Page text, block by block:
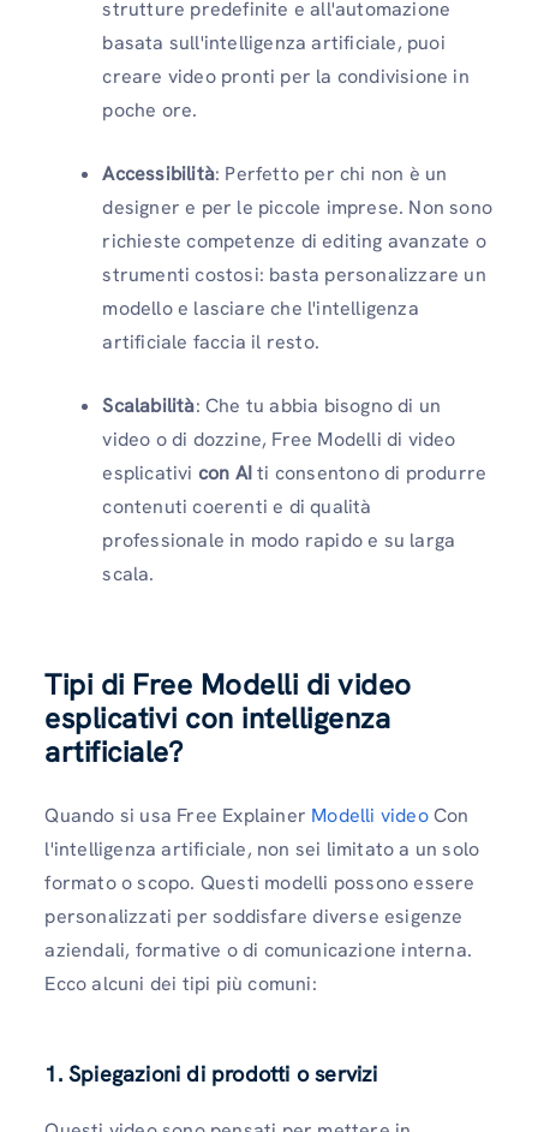
strutture predefinite e all'automazione
basata sull'intelligenza artificiale, puoi
creare video pronti per la condivisione in
poche ore.
Accessibilità: Perfetto per chi non è un
designer e per le piccole imprese. Non sono
richieste competenze di editing avanzate o
strumenti costosi: basta personalizzare un
modello e lasciare che l'intelligenza
artificiale faccia il resto.
Scalabilità: Che tu abbia bisogno di un
video o di dozzine, Free Modelli di video
esplicativi con AIti consentono di produrre
contenuti coerenti e di qualità
professionale in modo rapido e su larga
scala.
Tipi di Free Modelli di video
esplicativi con intelligenza
artificiale?
Quando si usa Free Explainer Modelli videoCon
l'intelligenza artificiale, non sei limitato a un solo
formato o scopo. Questi modelli possono essere
personalizzati per soddisfare diverse esigenze
aziendali, formative o di comunicazione interna.
Ecco alcuni dei tipi più comuni:
1. Spiegazioni di prodotti o servizi